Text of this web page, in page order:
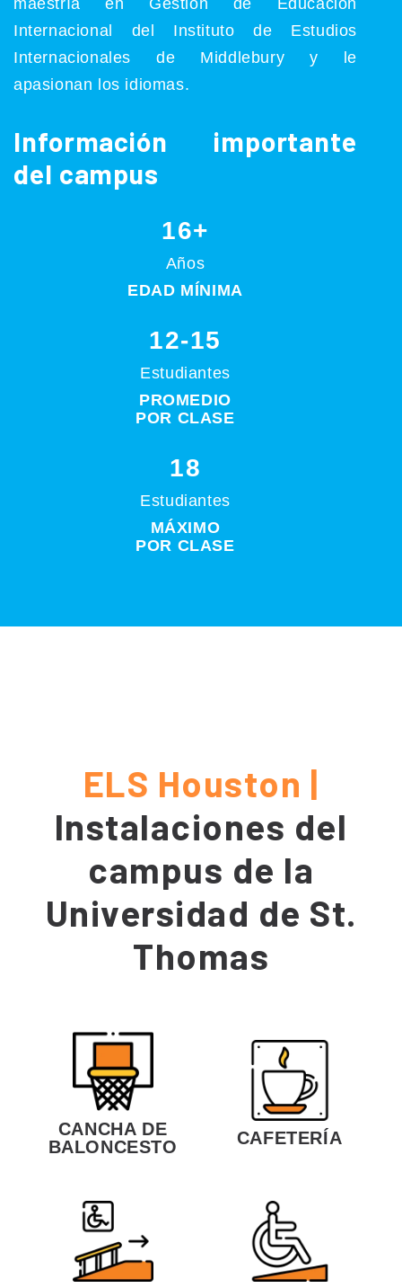
maestría en Gestión de Educación
Internacional del Instituto de Estudios
Internacionales de Middlebury y le
apasionan los idiomas.
Información importante
del campus
16+
Años
EDAD MÍNIMA
12-15
Estudiantes
PROMEDIO
POR CLASE
18
Estudiantes
MÁXIMO
POR CLASE
ELS Houston |
Instalaciones del
campus de la
Universidad de St.
Thomas
CANCHA DE
BALONCESTO
CAFETERÍA